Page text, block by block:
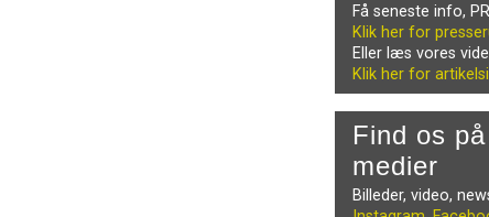
Få seneste info,
Klik her for
Eller læs vores
Klik her for
Find os
medier
Billeder, video,